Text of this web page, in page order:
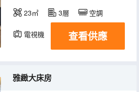
23㎡ 3層 空調
電視機 查看供應
雅緻大床房